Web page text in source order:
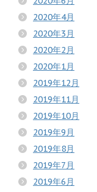
2020年4月
2020年3月
2020年2月
2020年1月
2019年12月
2019年11月
2019年10月
2019年9月
2019年8月
2019年7月
2019年6月